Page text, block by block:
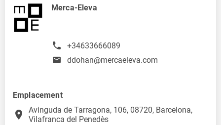
Merca-Eleva
+34633666089
ddohan@mercaeleva.com
Emplacement
place
Avinguda de Tarragona, 106, 08720, Barcelona,
Vilafranca del Penedès